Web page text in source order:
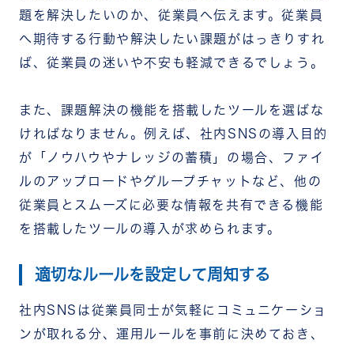
題を解決したいのか、従業員へ伝えます。従業員
へ期待する行動や解決したい課題がはっきりすれ
ば、従業員の迷いや不安も軽減できるでしょう。
また、課題解決の機能を搭載したツールを選ばな
ければなりません。例えば、社内SNSの導入目的
が「ノウハウやナレッジの蓄積」の場合、ファイ
ルのアップロードやグループチャットなど、他の
従業員とスムーズに必要な情報を共有できる機能
を搭載したツールの導入が求められます。
適切なルールを設定して周知する
社内SNSは従業員同士が気軽にコミュニケーショ
ンが取れる分、運用ルールを事前に決めておき、